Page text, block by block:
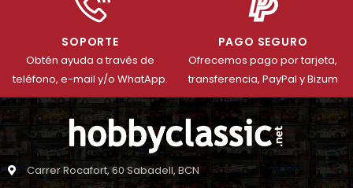
SOPORTE
Obtén ayuda a través de
teléfono, e-mail y/o WhatApp.
PAGO SEGURO
Ofrecemos pago por tarjeta,
transferencia, PayPal y Bizum
Carrer Rocafort, 60 Sabadell, BCN